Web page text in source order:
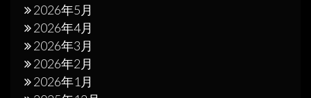
2026年5月
2026年4月
2026年3月
2026年2月
2026年1月